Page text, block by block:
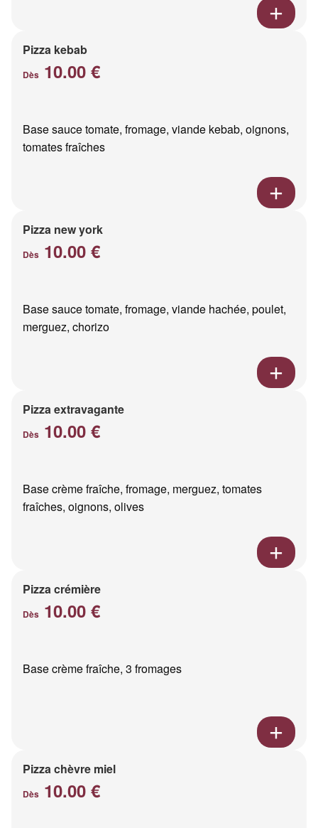
Pizza kebab
Dès 10.00 €
Base sauce tomate, fromage, viande kebab, oignons,
tomates fraîches
Pizza new york
Dès 10.00 €
Base sauce tomate, fromage, viande hachée, poulet,
merguez, chorizo
Pizza extravagante
Dès 10.00 €
Base crème fraîche, fromage, merguez, tomates
fraîches, oignons, olives
Pizza crémière
Dès 10.00 €
Base crème fraîche, 3 fromages
Pizza chèvre miel
Dès 10.00 €